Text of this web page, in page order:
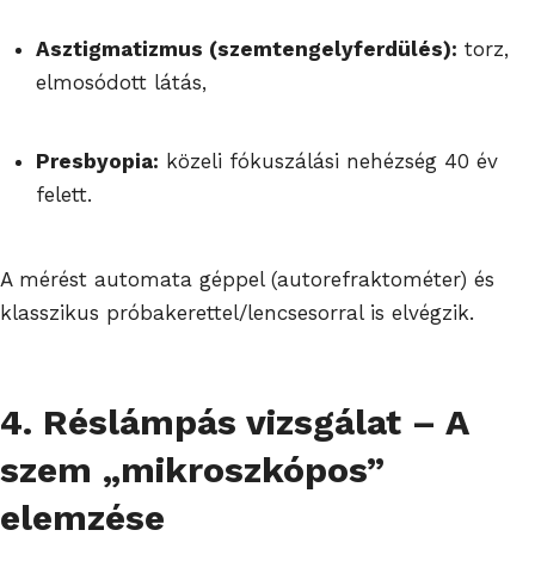
Asztigmatizmus (szemtengelyferdülés): torz,
elmosódott látás,
Presbyopia: közeli fókuszálási nehézség 40 év
felett.
A mérést automata géppel (autorefraktométer) és
klasszikus próbakerettel/lencsesorral is elvégzik.
4. Réslámpás vizsgálat – A
szem „mikroszkópos”
elemzése